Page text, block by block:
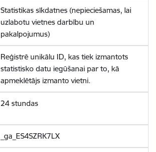
Statistikas sīkdatnes (nepieciešamas, lai
uzlabotu vietnes darbību un
pakalpojumus)
Reģistrē unikālu ID, kas tiek izmantots
statistisko datu iegūšanai par to, kā
apmeklētājs izmanto vietni.
24 stundas
_ga_ES4SZRK7LX